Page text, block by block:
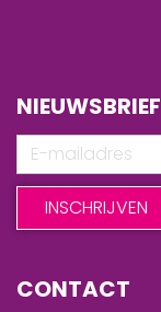
NIEUWSBRIEF
CONTACT